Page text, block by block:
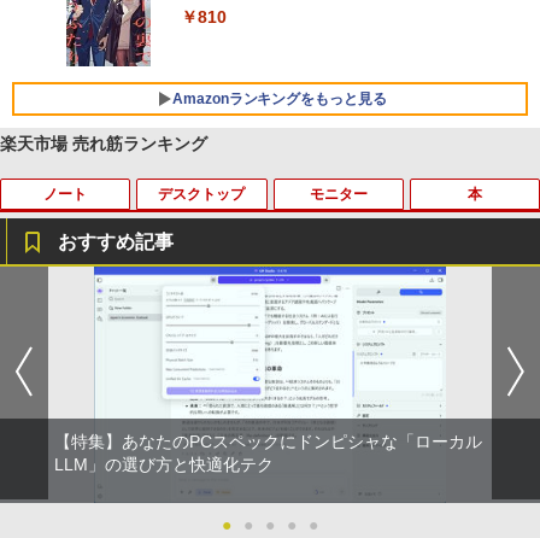
リング ANC 36時間再生
￥3,480
￥810
Amazonランキングをもっと見る
楽天市場 売れ筋ランキング
ノート
【★最大100%ポイント】【大特価!訳あ
り!】富士通 LIFEBOOK A576/第6世代 C
ore i3/メモリ:4GB/SSD:128GB/15.6型液
晶/USB 3.0/VGA/HDMI/DVD/Office/中古
パソコン ノートパソコン Windows11 W
indows10
￥8,999
【マラソンP5倍/10%オフクーポン】中古
デスクトップ モニター
富士通 Fujitsu 液晶モニター VL-17CST
17インチ スクエア ホワイト LCD LEDバ
ックライト SXGA 1280×1024 TNパネル
非光沢 ノングレア DVI VESA準拠 ディス
プレイ 【中古】
￥2,750
2
【超特価】厳選大手メーカー 液晶モニタ
ー シークレット 19インチワイド ノング
本
ちいかわ なんか小さくてかわいいやつ
（1） （ワイドKC） [ ナガノ ]
￥1,100
羽生結弦（2027年1月始まりカレンダ
￥4,345
おすすめ記事
【特集】あなたのPCスペックにドンピシャな「ローカル
LLM」の選び方と快適化テク
● ● ● ● ●